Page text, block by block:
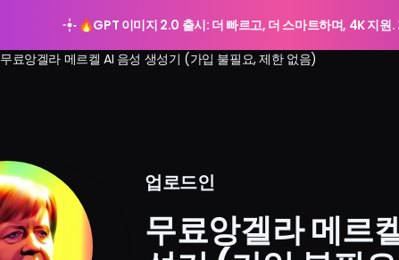
🔥GPT 이미지 2.0 출시: 더 빠르고, 더 스마트하며, 4K 지원
무료앙겔라 메르켈 AI 음성 생성기 (가입 불필요, 제한 없음)
업로드인
무료앙겔라 메르